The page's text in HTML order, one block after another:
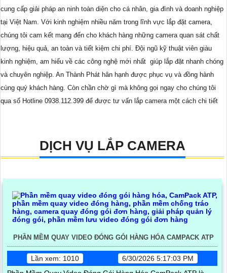
cung cấp giải pháp an ninh toàn diện cho cá nhân, gia đình và doanh nghiệp
tại Việt Nam. Với kinh nghiệm nhiều năm trong lĩnh vực lắp đặt camera,
chúng tôi cam kết mang đến cho khách hàng những camera quan sát chất
lượng, hiệu quả, an toàn và tiết kiệm chi phí. Đội ngũ kỹ thuật viên giàu
kinh nghiệm, am hiểu về các công nghệ mới nhất giúp lắp đặt nhanh chóng
và chuyên nghiệp. An Thành Phát hân hạnh được phục vụ và đồng hành
cùng quý khách hàng. Còn chần chờ gì mà không gọi ngay cho chúng tôi
qua số Hotline 0938.112.399 để được tư vấn lắp camera một cách chi tiết
DỊCH VỤ LẮP CAMERA
PHẦN MỀM QUAY VIDEO ĐÓNG GÓI HÀNG HÓA CAMPACK ATP
Lần xem: 1010
6/30/2026 5:17:03 PM